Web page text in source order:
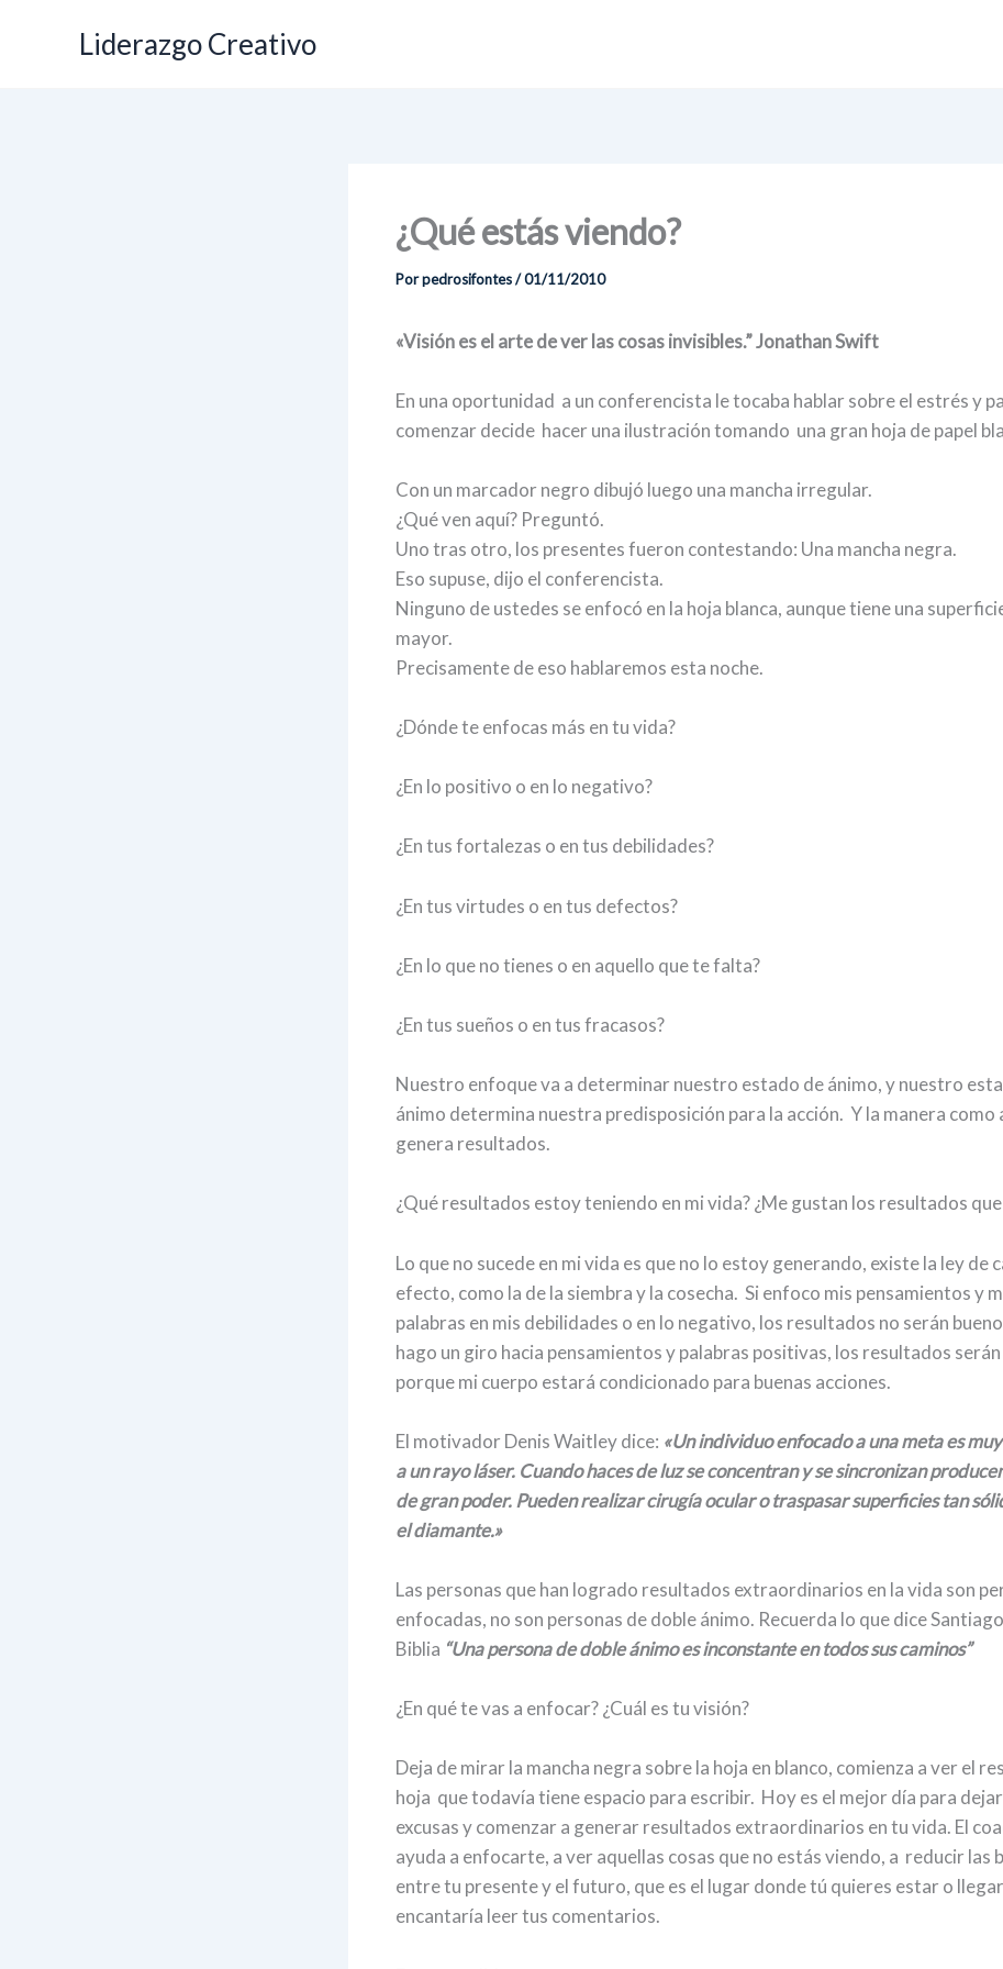
Liderazgo Creativo
¿Qué estás viendo?
Porpedrosifontes/01/11/2010
«Visión es el arte de ver las cosas invisibles.” Jonathan Swift
En una oportunidad a un conferencista le tocaba hablar sobre el estrés y
comenzar decide hacer una ilustración tomando una gran hoja de papel
Con un marcador negro dibujó luego una mancha irregular.
¿Qué ven aquí? Preguntó.
Uno tras otro, los presentes fueron contestando: Una mancha negra.
Eso supuse, dijo el conferencista.
Ninguno de ustedes se enfocó en la hoja blanca, aunque tiene una
mayor.
Precisamente de eso hablaremos esta noche.
¿Dónde te enfocas más en tu vida?
¿En lo positivo o en lo negativo?
¿En tus fortalezas o en tus debilidades?
¿En tus virtudes o en tus defectos?
¿En lo que no tienes o en aquello que te falta?
¿En tus sueños o en tus fracasos?
Nuestro enfoque va a determinar nuestro estado de ánimo, y nuestro
ánimo determina nuestra predisposición para la acción. Y la manera como
genera resultados.
¿Qué resultados estoy teniendo en mi vida? ¿Me gustan los resultados
Lo que no sucede en mi vida es que no lo estoy generando, existe la ley de
efecto, como la de la siembra y la cosecha. Si enfoco mis pensamientos y
palabras en mis debilidades o en lo negativo, los resultados no serán
hago un giro hacia pensamientos y palabras positivas, los resultados
porque mi cuerpo estará condicionado para buenas acciones.
El motivador Denis Waitley dice: «Un individuo enfocado a una meta es
a un rayo láser. Cuando haces de luz se concentran y se sincronizan
de gran poder. Pueden realizar cirugía ocular o traspasar superficies tan
el diamante.»
Las personas que han logrado resultados extraordinarios en la vida son
enfocadas, no son personas de doble ánimo. Recuerda lo que dice
Biblia “Una persona de doble ánimo es inconstante en todos sus caminos”
¿En qué te vas a enfocar? ¿Cuál es tu visión?
Deja de mirar la mancha negra sobre la hoja en blanco, comienza a ver el
hoja que todavía tiene espacio para escribir. Hoy es el mejor día para
excusas y comenzar a generar resultados extraordinarios en tu vida. El
ayuda a enfocarte, a ver aquellas cosas que no estás viendo, a reducir las
entre tu presente y el futuro, que es el lugar donde tú quieres estar o
encantaría leer tus comentarios.